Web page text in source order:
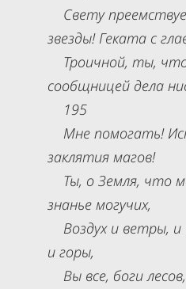
Свету
звезды! Геката с
Троичной, ты,
сообщницей дела
195
Мне помогать!
заклятия магов!
Ты, о Земля, что
знанье могучих,
Воздух и ветры, и
и горы,
Вы все, боги